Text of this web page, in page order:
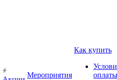
Мероприятия
Как купить
оплаты